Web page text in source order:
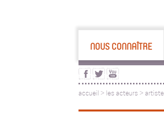
NOUS CONNAÎTRE
accueil > les acteurs >